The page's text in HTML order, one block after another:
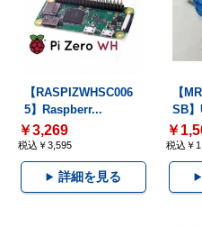
【RASPIZWHSC006
5】Raspberr...
￥3,269
税込￥3,595
詳細を見る
【
SB
￥
税込￥